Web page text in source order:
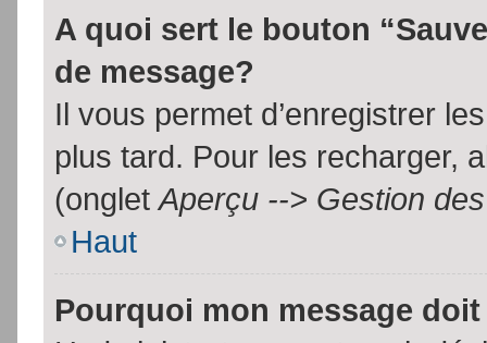
A quoi sert le bouton
de message?
Il vous permet d’enregistrer
plus tard. Pour les recharger,
(ongletAperçu --> Gestion
Haut
Pourquoi mon message